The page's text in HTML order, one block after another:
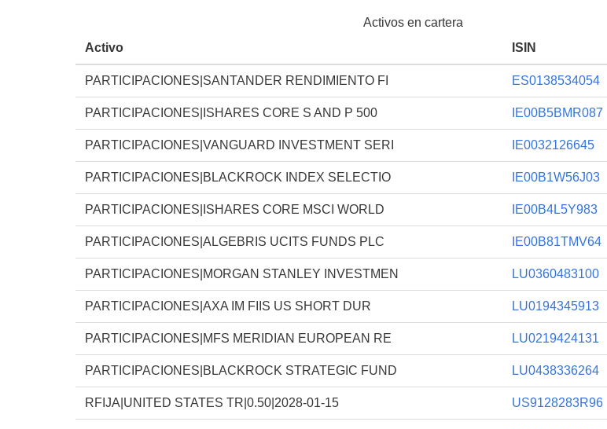
Activos en cartera
Activo
ISIN
PARTICIPACIONES|SANTANDER RENDIMIENTO FI ES0138534054
PARTICIPACIONES|ISHARES CORE S AND P 500 IE00B5BMR087
PARTICIPACIONES|VANGUARD INVESTMENT SERI IE0032126645
PARTICIPACIONES|BLACKROCK INDEX SELECTIO IE00B1W56J03
PARTICIPACIONES|ISHARES CORE MSCI WORLD IE00B4L5Y983
PARTICIPACIONES|ALGEBRIS UCITS FUNDS PLC IE00B81TMV64
PARTICIPACIONES|MORGAN STANLEY INVESTMEN LU0360483100
PARTICIPACIONES|AXA IM FIIS US SHORT DUR LU0194345913
PARTICIPACIONES|MFS MERIDIAN EUROPEAN RE LU0219424131
PARTICIPACIONES|BLACKROCK STRATEGIC FUND LU0438336264
RFIJA|UNITED STATES TR|0.50|2028-01-15 US9128283R96